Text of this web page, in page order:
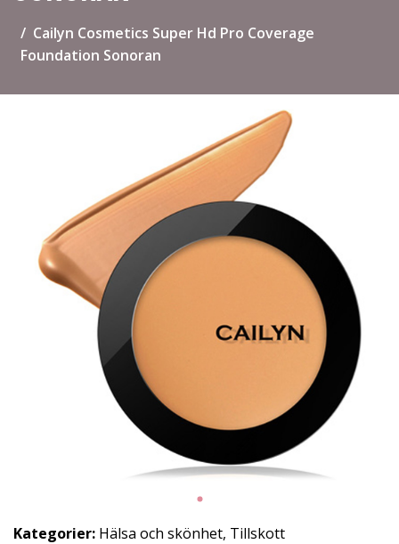
Cailyn Cosmetics Super Hd Pro Coverage
Foundation Sonoran
Kategorier: Hälsa och skönhet, Tillskott